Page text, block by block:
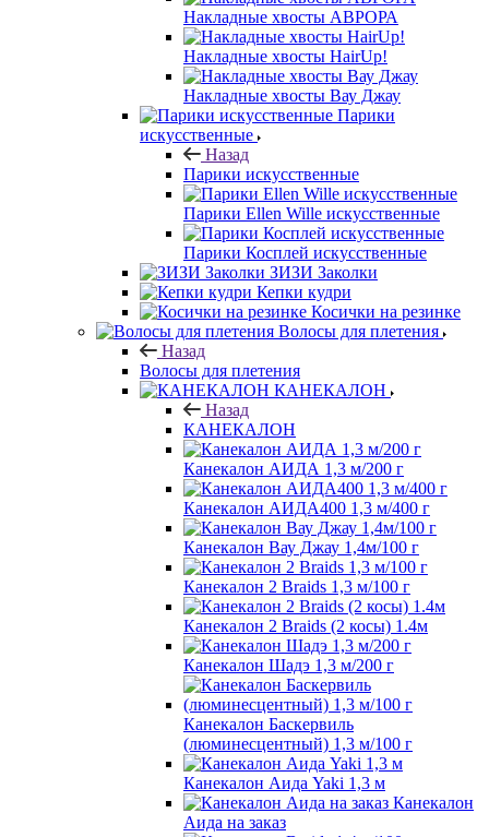
Накладные хвосты АВРОРА
Накладные хвосты HairUp!
Накладные хвосты Вау Джау
Парики
искусственные
Назад
Парики искусственные
Парики Ellen Wille искусственные
Парики Косплей искусственные
ЗИЗИ Заколки
Кепки кудри
Косички на резинке
Волосы для плетения
Назад
Волосы для плетения
КАНЕКАЛОН
Назад
КАНЕКАЛОН
Канекалон АИДА 1,3 м/200 г
Канекалон АИДА400 1,3 м/400 г
Канекалон Вау Джау 1,4м/100 г
Канекалон 2 Braids 1,3 м/100 г
Канекалон 2 Braids (2 косы) 1.4м
Канекалон Шадэ 1,3 м/200 г
Канекалон Баскервиль
(люминесцентный) 1,3 м/100 г
Канекалон Аида Yaki 1,3 м
Канекалон
Аида на заказ